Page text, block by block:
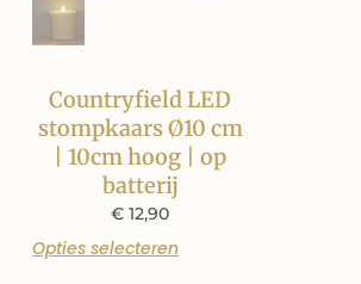
Countryfield LED
stompkaars Ø10 cm
| 10cm hoog | op
batterij
€ 12,90
Opties selecteren